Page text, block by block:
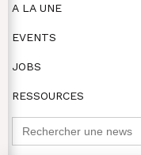
A LA UNE
EVENTS
JOBS
RESSOURCES